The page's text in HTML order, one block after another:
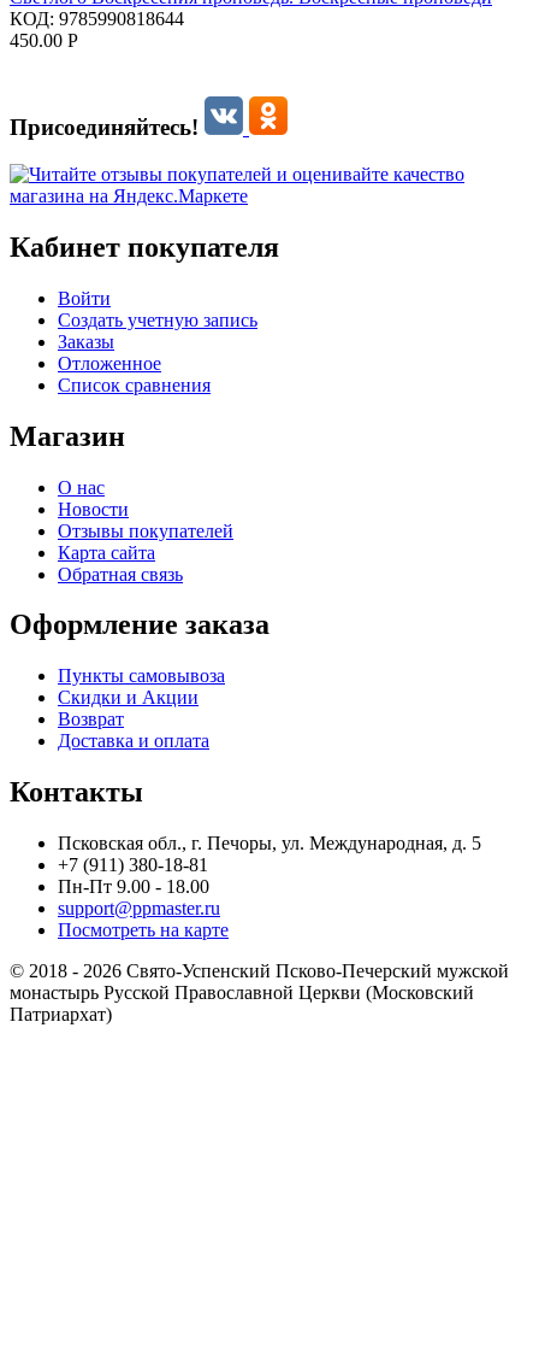
КОД: 9785990818644
450.00 Р
Присоединяйтесь!
Кабинет покупателя
Войти
Создать учетную запись
Заказы
Отложенное
Список сравнения
Магазин
О нас
Новости
Отзывы покупателей
Карта сайта
Обратная связь
Оформление заказа
Пункты самовывоза
Скидки и Акции
Возврат
Доставка и оплата
Контакты
Псковская обл., г. Печоры, ул. Международная, д. 5
+7 (911) 380-18-81
Пн-Пт 9.00 - 18.00
support@ppmaster.ru
Посмотреть на карте
© 2018 - 2026 Свято-Успенский Псково-Печерский мужской
монастырь Русской Православной Церкви (Московский
Патриархат)